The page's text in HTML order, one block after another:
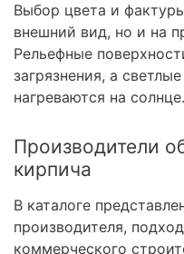
Выбор цвета и
внешний вид, но и на
Рельефные
загрязнения, а
нагреваются на солнце.
Производители
кирпича
В каталоге
производителя,
коммерческого